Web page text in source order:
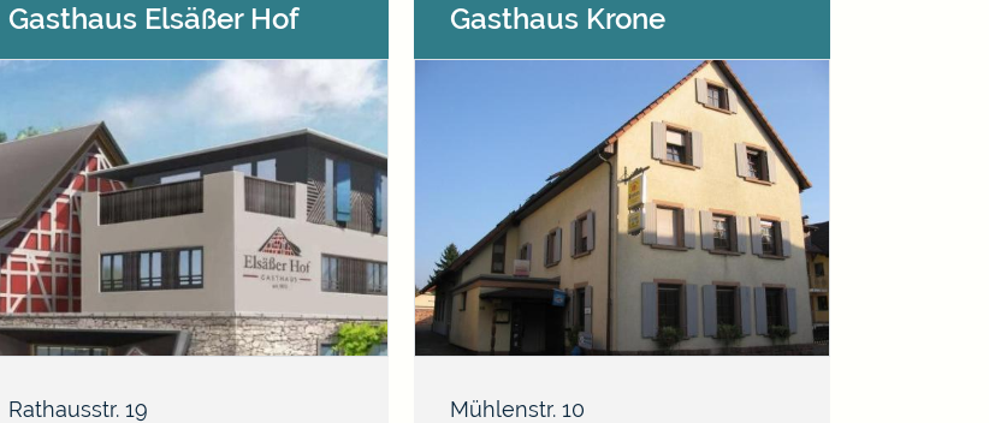
Gasthaus Elsäßer Hof
Rathausstr. 19
Gasthaus Krone
Mühlenstr. 10